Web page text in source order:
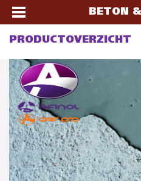
BETON
PRODUCTOVERZICHT